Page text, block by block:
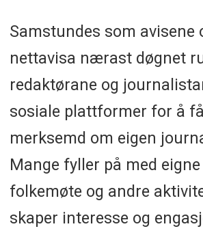
Samstundes som avisene
nettavisa nærast døgnet
redaktørane og
sosiale plattformer for å
merksemd om eigen
Mange fyller på med
folkemøte og andre
skaper interesse og